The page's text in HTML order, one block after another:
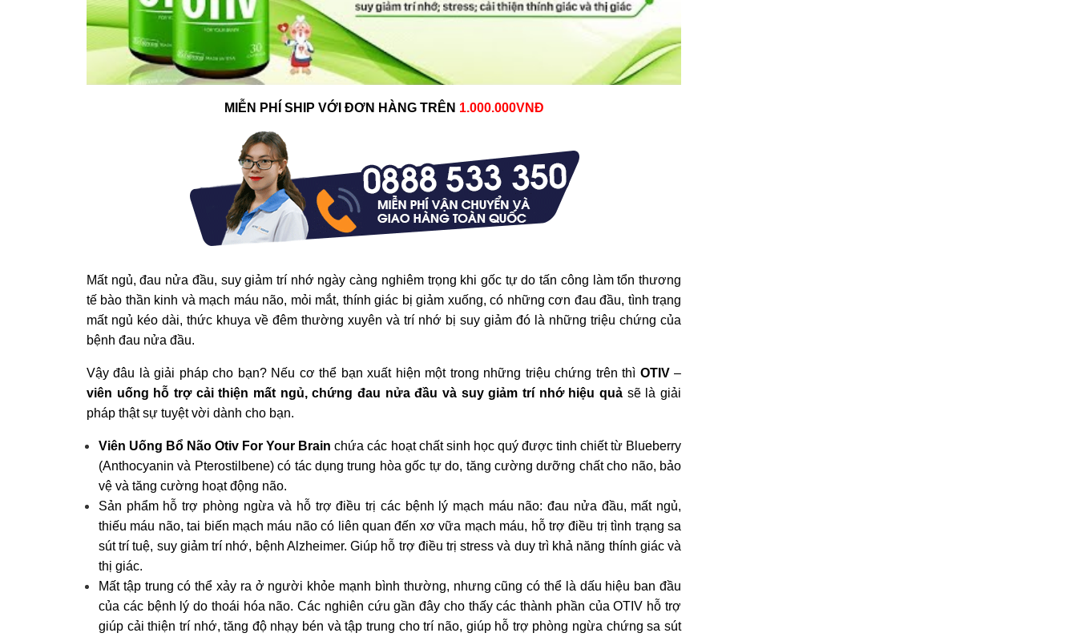
MIỄN PHÍ SHIP VỚI ĐƠN HÀNG TRÊN 1.000.000VNĐ
Mất ngủ, đau nửa đầu, suy giảm trí nhớ ngày càng nghiêm trọng khi gốc tự do tấn công làm tổn thương
tế bào thần kinh và mạch máu não, mỏi mắt, thính giác bị giảm xuống, có những cơn đau đầu, tình trạng
mất ngủ kéo dài, thức khuya về đêm thường xuyên và trí nhớ bị suy giảm đó là những triệu chứng của
bệnh đau nửa đầu.
Vậy đâu là giải pháp cho bạn? Nếu cơ thể bạn xuất hiện một trong những triệu chứng trên thì OTIV–
viên uống hỗ trợ cải thiện mất ngủ, chứng đau nửa đầu và suy giảm trí nhớ hiệu quả sẽ là giải
pháp thật sự tuyệt vời dành cho bạn.
Viên Uống Bổ Não Otiv For Your Brain chứa các hoạt chất sinh học quý được tinh chiết từ Blueberry
(Anthocyanin và Pterostilbene) có tác dụng trung hòa gốc tự do, tăng cường dưỡng chất cho não, bảo
vệ và tăng cường hoạt động não.
Sản phẩm hỗ trợ phòng ngừa và hỗ trợ điều trị các bệnh lý mạch máu não: đau nửa đầu, mất ngủ,
thiếu máu não, tai biến mạch máu não có liên quan đến xơ vữa mạch máu, hỗ trợ điều trị tình trạng sa
sút trí tuệ, suy giảm trí nhớ, bệnh Alzheimer. Giúp hỗ trợ điều trị stress và duy trì khả năng thính giác và
thị giác.
Mất tập trung có thể xảy ra ở người khỏe mạnh bình thường, nhưng cũng có thể là dấu hiệu ban đầu
của các bệnh lý do thoái hóa não. Các nghiên cứu gần đây cho thấy các thành phần của OTIV hỗ trợ
giúp cải thiện trí nhớ, tăng độ nhạy bén và tập trung cho trí não, giúp hỗ trợ phòng ngừa chứng sa sút